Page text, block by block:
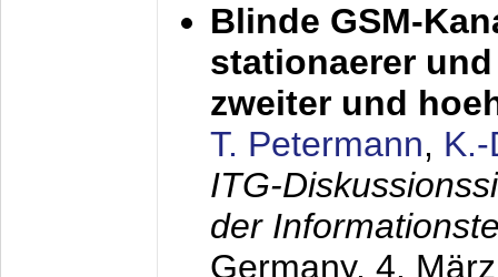
Blinde GSM-
stationaerer
zweiter und
T. Petermann,
ITG-
der
Germany, 4.